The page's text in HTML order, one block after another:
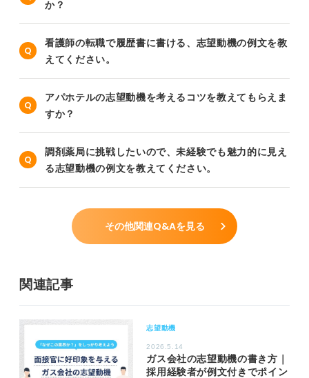
か？
看護師の転職で履歴書に書ける、志望動機の例文を教
えてください。
アパホテルの志望動機を考えるコツを教えてもらえま
すか？
調剤薬局に挑戦したいので、未経験でも魅力的に見え
る志望動機の例文を教えてください。
その他関連Q&Aを見る
関連記事
志望動機
2026.5.14
ガス会社の志望動機の書き方｜
採用経験者が例文付きでポイン